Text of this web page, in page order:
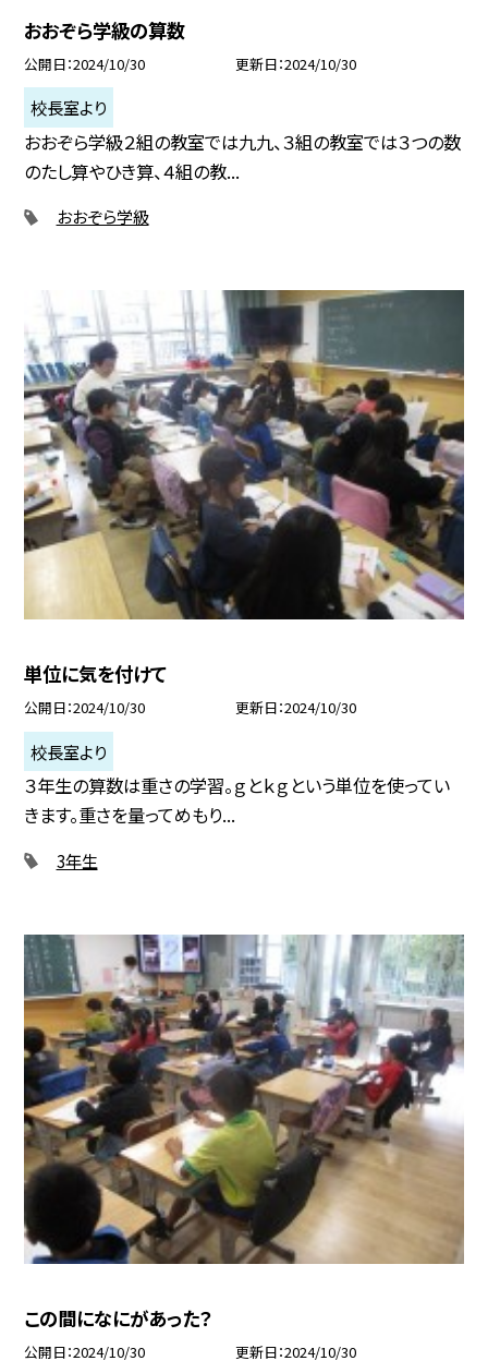
おおぞら学級の算数
公開日 2024/10/30 更新日 2024/10/30
校長室より
おおぞら学級２組の教室では九九、３組の教室では３つの数
のたし算やひき算、４組の教...
おおぞら学級
単位に気を付けて
公開日 2024/10/30 更新日 2024/10/30
校長室より
３年生の算数は重さの学習。ｇとｋｇという単位を使ってい
きます。重さを量ってめもり...
3年生
この間になにがあった？
公開日 2024/10/30 更新日 2024/10/30